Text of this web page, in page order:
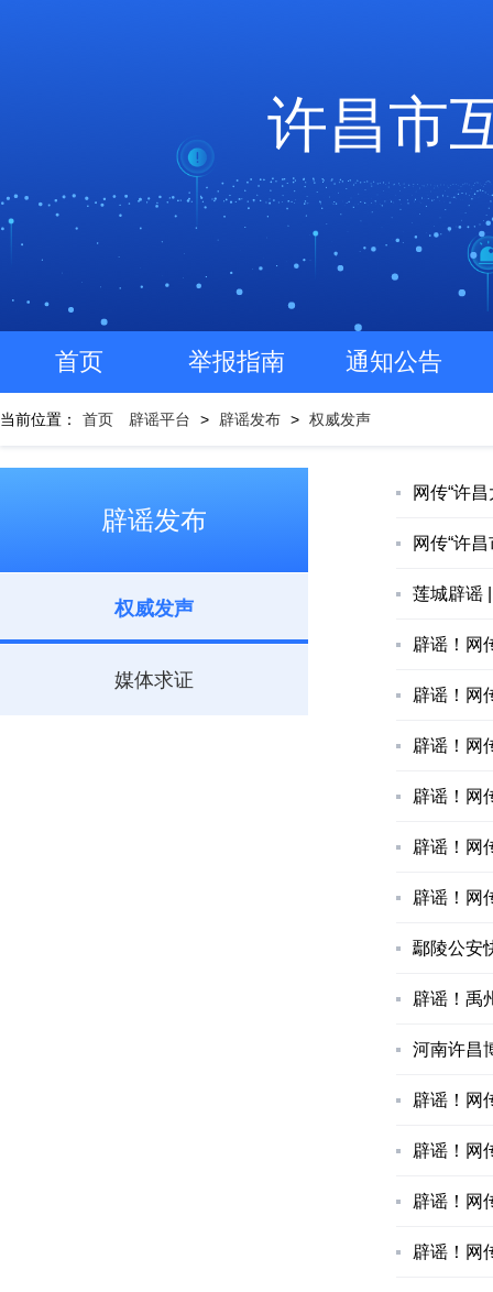
许昌市
首页 举报指南 通知公告
当前位置： 首页 辟谣平台 > 辟谣发布 > 权威发声
辟谣发布
权威发声
媒体求证
网传“许
网传“许
莲城辟谣
辟谣！网
辟谣！网
辟谣！网
辟谣！网
辟谣！网
辟谣！网
鄢陵公安
辟谣！禹
河南许昌
辟谣！网
辟谣！网
辟谣！网
辟谣！网